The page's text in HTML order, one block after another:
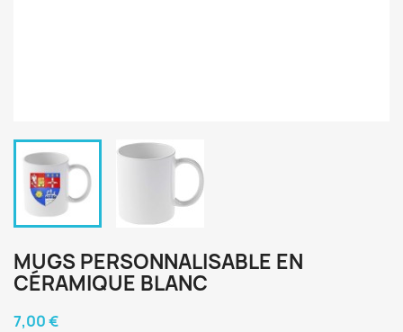
MUGS PERSONNALISABLE EN
CÉRAMIQUE BLANC
7,00 €